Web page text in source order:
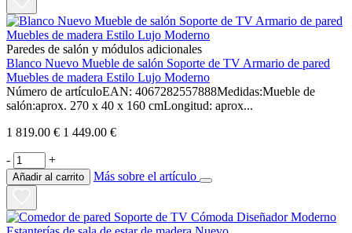
Paredes de salón y módulos adicionales
Blanco Nuevo Mueble de salón Soporte de TV Armario de pared
Muebles de madera Estilo Lujo Moderno
Número de artículoEAN: 4067282557888Medidas:Mueble de
salón:aprox. 270 x 40 x 160 cmLongitud: aprox...
1 819.00 € 1 449.00 €
- +
Añadir al carrito Más sobre el artículo